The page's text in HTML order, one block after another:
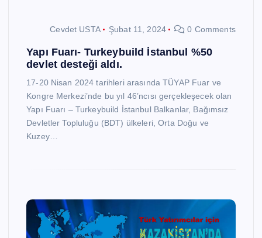
Cevdet USTA Şubat 11, 2024 0 Comments
Yapı Fuarı- Turkeybuild İstanbul %50
devlet desteği aldı.
17-20 Nisan 2024 tarihleri arasında TÜYAP Fuar ve
Kongre Merkezi’nde bu yıl 46’ncısı gerçekleşecek olan
Yapı Fuarı – Turkeybuild İstanbul Balkanlar, Bağımsız
Devletler Topluluğu (BDT) ülkeleri, Orta Doğu ve
Kuzey…